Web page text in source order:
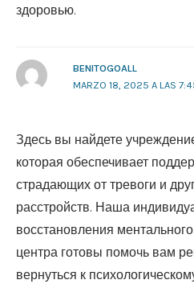
здоровью.
BENITOGOALL
MARZO 18, 2025 A LAS
Здесь вы найдете
которая обеспечивает
страдающих от тревоги и
расстройств. Наша
восстановления
центра готовы помочь вам
вернуться к